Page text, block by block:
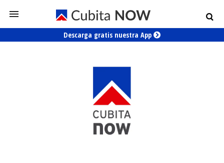
Descarga gratis nuestra App